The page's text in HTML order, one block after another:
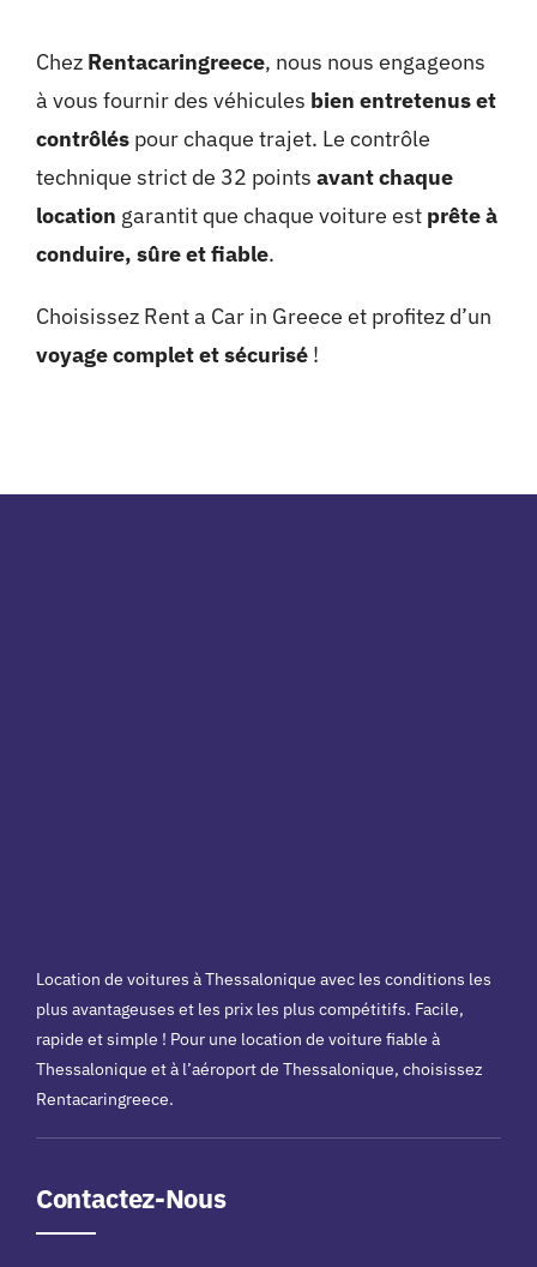
Chez Rentacaringreece, nous nous engageons
à vous fournir des véhicules bien entretenus et
contrôléspour chaque trajet. Le contrôle
technique strict de 32 points avant chaque
location garantit que chaque voiture est prête à
conduire, sûre et fiable.
Choisissez Rent a Car in Greece et profitez d’un
voyage complet et sécurisé!
Location de voitures à Thessalonique avec les conditions les
plus avantageuses et les prix les plus compétitifs. Facile,
rapide et simple ! Pour une location de voiture fiable à
Thessalonique et à l’aéroport de Thessalonique, choisissez
Rentacaringreece.
Contactez-Nous